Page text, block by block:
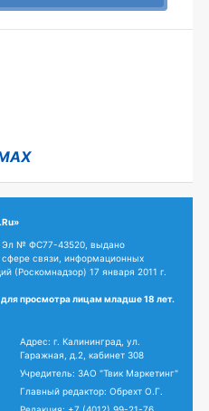
Эл № ФС77-43520, выдано
связи, информационных
(Роскомнадзор) 17 января 2011 г.
просмотра лицам младше 18 лет.
Адрес: г. Калининград, ул.
Гаражная, д.2, кабинет 308
Учредитель: ЗАО "Твик Маркетинг"
Главный редактор: Обрехт О.Г.